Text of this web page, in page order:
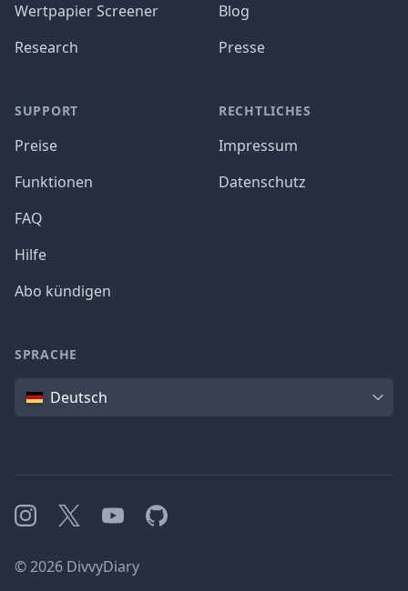
Wertpapier Screener
Research
SUPPORT
Preise
Funktionen
FAQ
Hilfe
Abo kündigen
Blog
Presse
RECHTLICHES
Impressum
Datenschutz
SPRACHE
SpracheDeutsch
Instagram
X YouTubeGitHub
©2026 DivvyDiary